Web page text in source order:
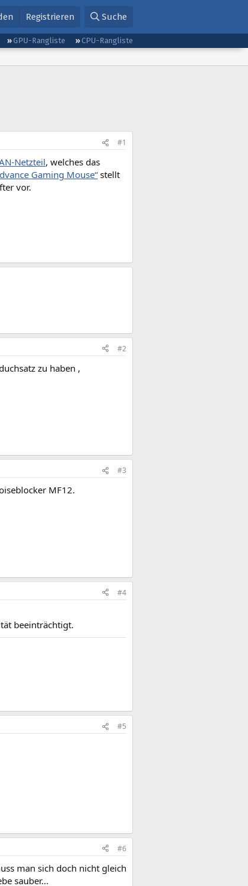
Registrieren Suche
GPU-Rangliste
CPU-Rangliste
#1
Netzteil, welches das
Gaming Mouse“ stellt
vor.
#2
zu haben ,
#3
MF12.
#4
beeinträchtigt.
#5
#6
man sich doch nicht gleich
sauber...